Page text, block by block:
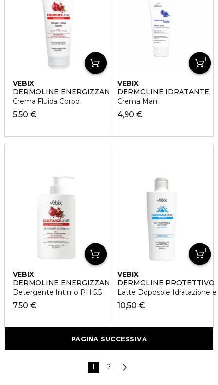
VEBIX
DERMOLINE ENERGIZZANTE
Crema Fluida Corpo
5,50 €
VEBIX
DERMOLINE IDRATANTE
Crema Mani
4,90 €
VEBIX
DERMOLINE ENERGIZZANTE
Detergente Intimo PH 5.5
7,50 €
VEBIX
DERMOLINE PROTETTIVO
Latte Doposole Idratazione
10,50 €
PAGINA SUCCESSIVA
1 2